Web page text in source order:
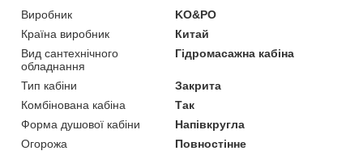
Виробник
KO&PO
Країна виробник
Китай
Вид сантехнічного
обладнання
Гідромасажна кабіна
Тип кабіни
Закрита
Комбінована кабіна
Так
Форма душової кабіни
Напівкругла
Огорожа
Повностінне